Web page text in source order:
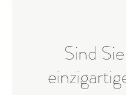
Sind